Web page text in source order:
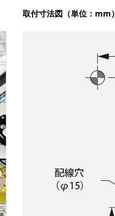
取付寸法図（単位：mm）